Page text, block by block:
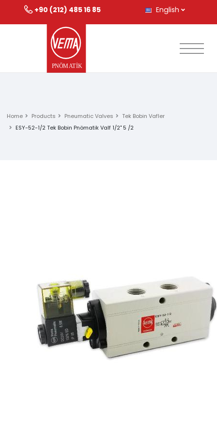
+90 (212) 485 16 85 English
Home Products Pneumatic Valves
Tek Bobin Vafler
ESY-52-1/2 Tek Bobin Pnömatik Valf 1/2" 5 /2